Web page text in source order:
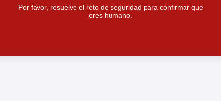
Por favor, resuelve el reto de seguridad para confirmar que
eres humano.